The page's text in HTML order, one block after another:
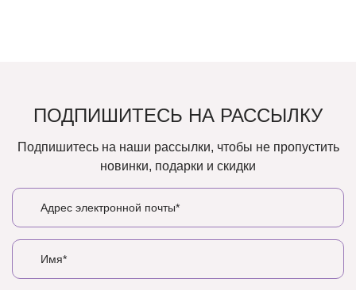
ПОДПИШИТЕСЬ НА РАССЫЛКУ
Подпишитесь на наши рассылки, чтобы не пропустить
новинки, подарки и скидки